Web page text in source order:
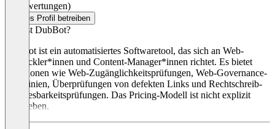
(0 Bewertungen)
Dieses Profil betreiben
Was ist DubBot?
DubBot ist ein automatisiertes Softwaretool, das sich an Web-
Entwickler*innen und Content-Manager*innen richtet. Es bietet
Funktionen wie Web-Zugänglichkeitsprüfungen, Web-Governance-
Richtlinien, Überprüfungen von defekten Links und Rechtschreib-
und Lesbarkeitsprüfungen. Das Pricing-Modell ist nicht explizit
angegeben.